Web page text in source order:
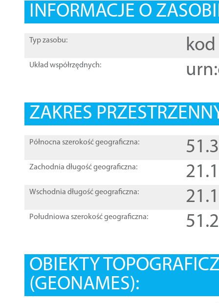
INFORMACJE O
Typ zasobu: kod
Układ współrzędnych:
ZAKRES
Północna szerokość geograficzna:
Zachodnia długość geograficzna:
Wschodnia długość geograficzna:
Południowa szerokość geograficzna:
OBIEKTY
(GEONAMES):